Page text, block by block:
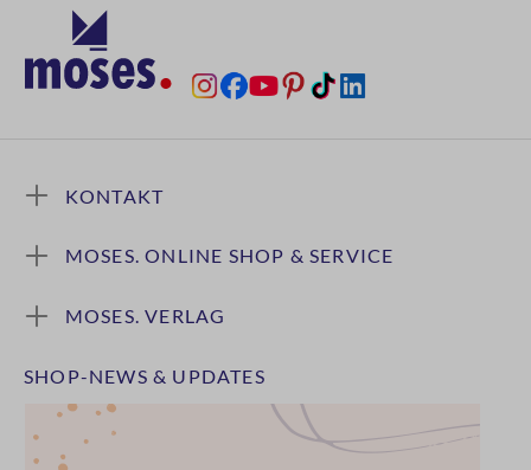
KONTAKT
MOSES. ONLINE SHOP & SERVICE
MOSES. VERLAG
SHOP-NEWS & UPDATES